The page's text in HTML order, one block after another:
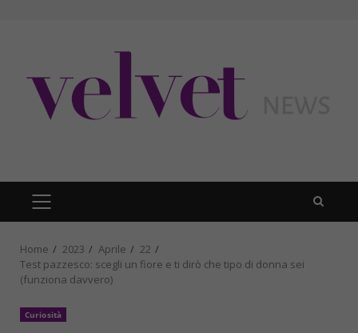
PRIMARY
MENU
Home 2023 Aprile
22
Test pazzesco: scegli un fiore e ti dirò che tipo di donna sei
(funziona davvero)
Curiosità